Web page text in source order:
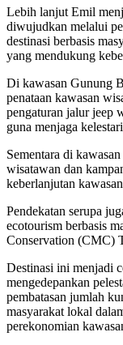
Lebih lanjut Emil
diwujudkan melalui
destinasi berbasis
yang mendukung
Di kawasan Gunung
penataan kawasan
pengaturan jalur jeep
guna menjaga
Sementara di
wisatawan dan
keberlanjutan
Pendekatan serupa
ecotourism berbasis
Conservation (CMC)
Destinasi ini menjadi
mengedepankan
pembatasan jumlah
masyarakat lokal
perekonomian